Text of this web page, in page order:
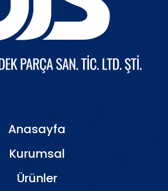
Anasayfa
Kurumsal
Ürünler